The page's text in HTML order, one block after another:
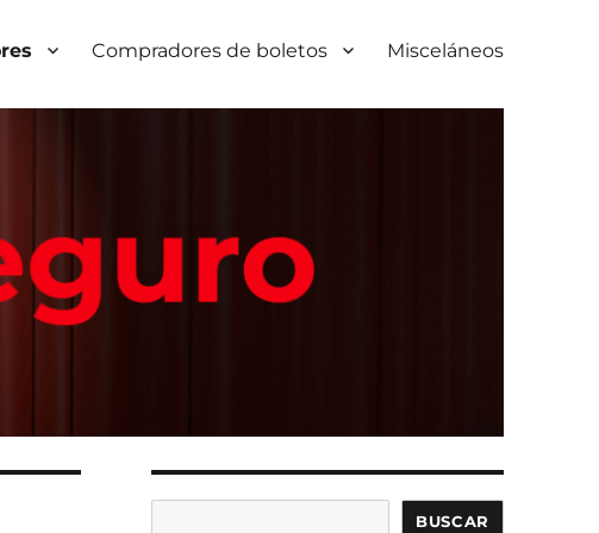
Compradores de boletos Misceláneos
BUSCAR